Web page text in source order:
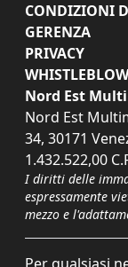
CONDIZIONI
GERENZA
PRIVACY
Nord Est
Nord Est
34, 30171
1.432.522,00
I diritti delle
espressamente
mezzo e